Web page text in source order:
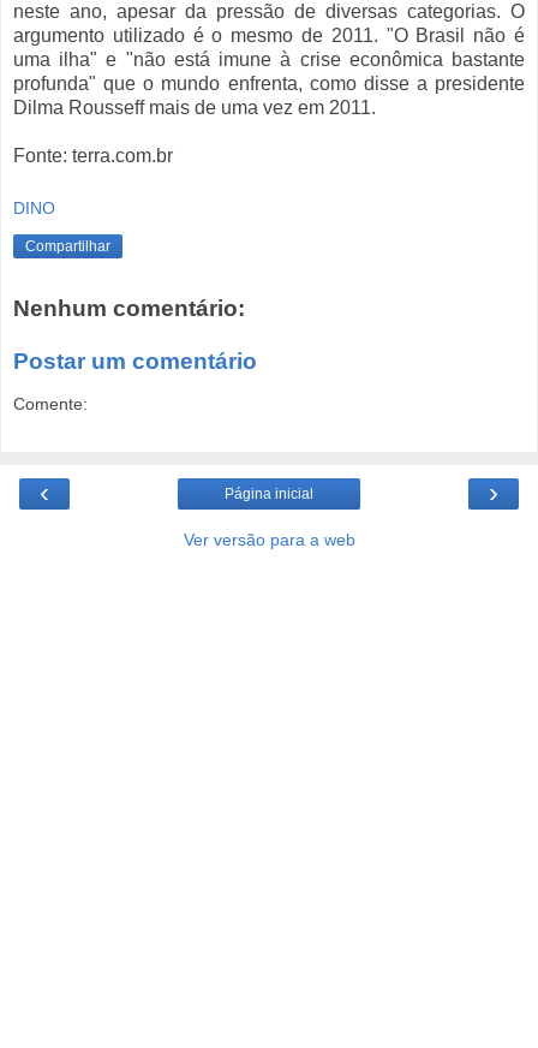
neste ano, apesar da pressão de diversas categorias. O
argumento utilizado éo mesmo de 2011. "O Brasil não é
uma ilha" e "não está imune à crise econômica bastante
profunda"que o mundo enfrenta, como dissea presidente
Dilma Rousseff mais de uma vez em 2011.
Fonte: terra.com.br
DINO
Compartilhar
Nenhum comentário:
Postar um comentário
Comente:
‹ ›
Página inicial
Ver versão para a web